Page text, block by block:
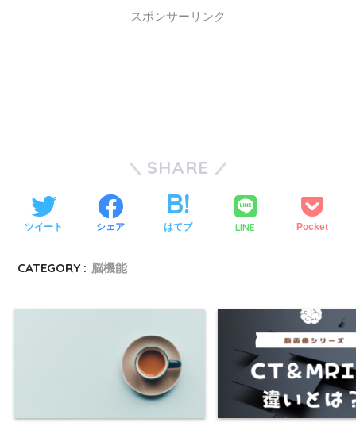
スポンサーリンク
SHARE
ツイート シェア はてブ LINE Pocket
CATEGORY : 脳機能